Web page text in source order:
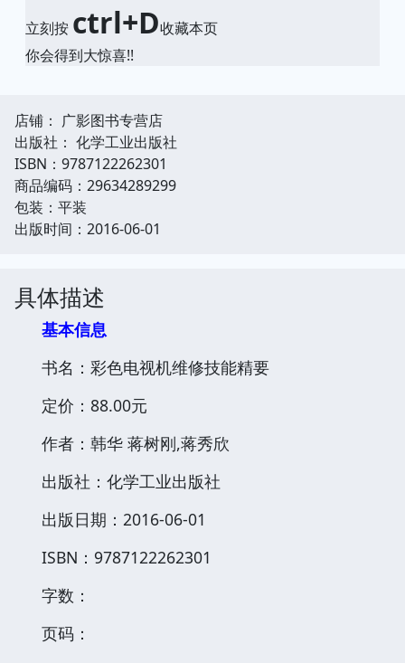
立刻按 ctrl+D收藏本页
你会得到大惊喜!!
店铺： 广影图书专营店
出版社： 化学工业出版社
ISBN：9787122262301
商品编码：29634289299
包装：平装
出版时间：2016-06-01
具体描述
基本信息
书名：彩色电视机维修技能精要
定价：88.00元
作者：韩华 蒋树刚,蒋秀欣
出版社：化学工业出版社
出版日期：2016-06-01
ISBN：9787122262301
字数：
页码：